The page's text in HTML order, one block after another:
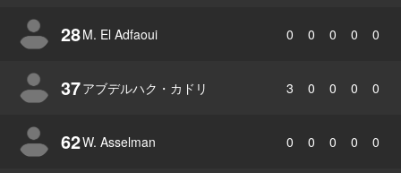
28M. El Adfaoui 0 0 0 0 0
37アブデルハク・カドリ 3 0 0 0 0
62W. Asselman 0 0 0 0 0